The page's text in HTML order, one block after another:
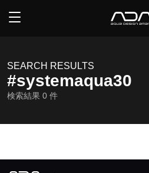
SEARCH RESULTS
#systemaqua30
検索結果 0 件